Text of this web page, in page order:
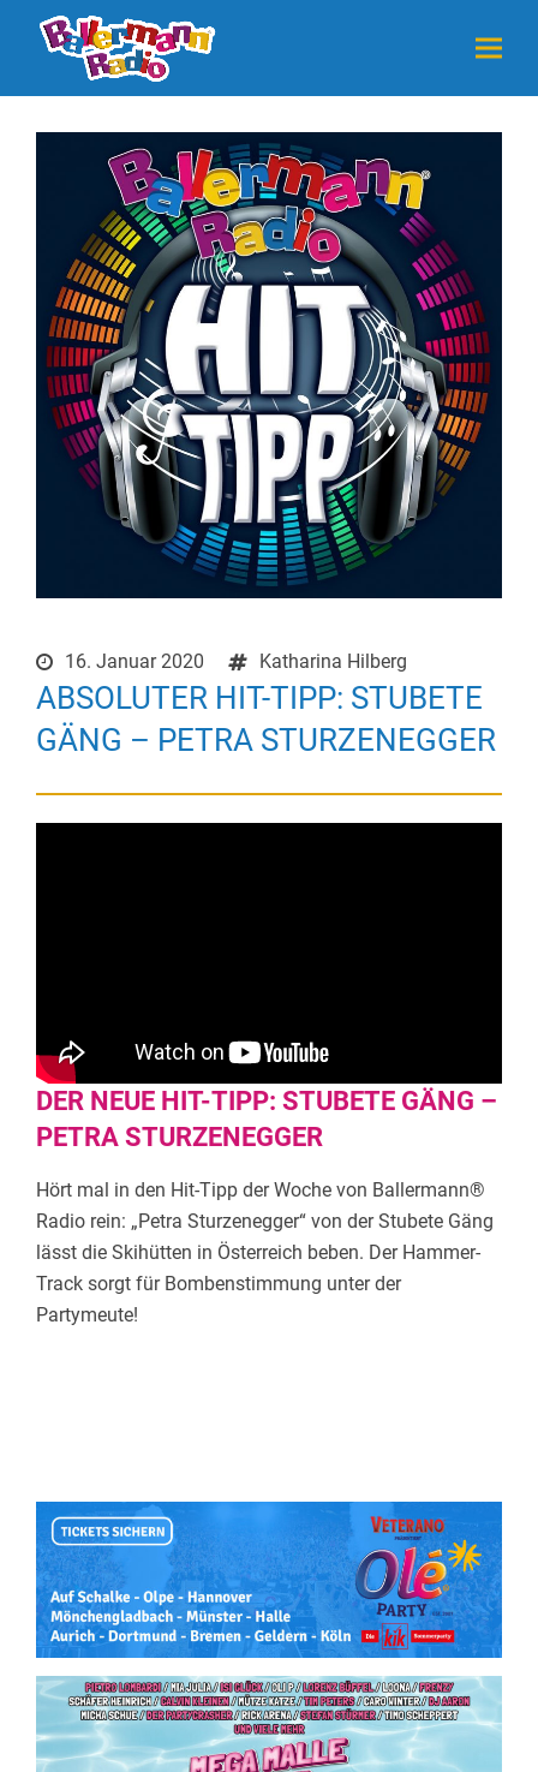
16. Januar 2020 Katharina Hilberg
ABSOLUTER HIT-TIPP: STUBETE
GÄNG – PETRA STURZENEGGER
DER NEUE HIT-TIPP: STUBETE GÄNG –
PETRA STURZENEGGER
Hört mal in den Hit-Tipp der Woche von Ballermann®
Radio rein: „Petra Sturzenegger“ von der Stubete Gäng
lässt die Skihütten in Österreich beben. Der Hammer-
Track sorgt für Bombenstimmung unter der
Partymeute!